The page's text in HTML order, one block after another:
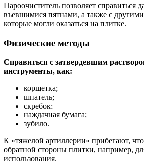
Пароочиститель позволяет справиться
въевшимися пятнами, а также с другими
которые могли оказаться на плитке.
Физические методы
Справиться с затвердевшим
инструменты, как:
корщетка;
шпатель;
скребок;
наждачная бумага;
зубило.
К «тяжелой артиллерии» прибегают,
обратной стороны плитки, например,
использования.